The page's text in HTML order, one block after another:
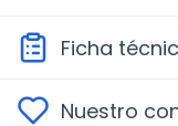
Ficha
Nuestro